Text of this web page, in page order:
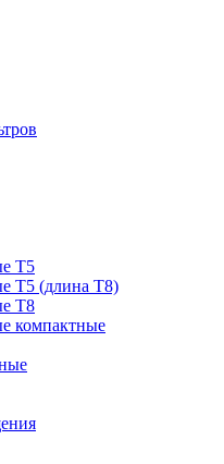
T5
T5 (длина T8)
T8
компактные